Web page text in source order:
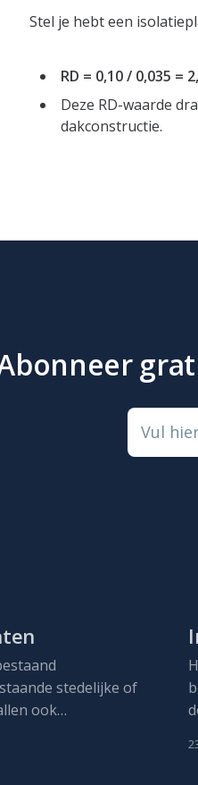
Stel je hebt een
RD = 0,10 / 0,035 =
Deze RD-waarde
dakconstructie.
Vul
stedelijke of
ook